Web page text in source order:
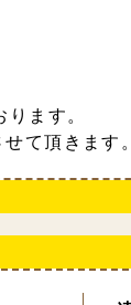
ます。
て頂きます。